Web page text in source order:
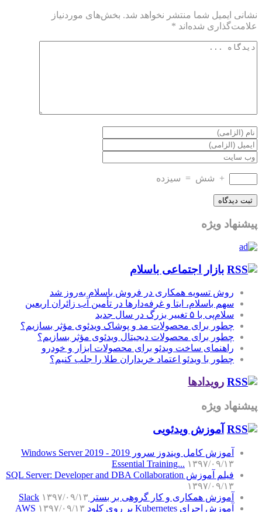
نشانی ایمیل شما منتشر نخواهد شد. بخش‌های موردنیاز
علامت‌گذاری شده‌اند *
+ شش = سیزده
پیشنهاد ویژه
بازار اجتماعی باسلام
روش تسویه همکاری در فروش باسلام به‌روز شد
سهم باسلام، ایتا و غرفه‌دارها در تأمین آب زائران اربعین
سلام‌پی با ۵ تغییر بزرگ در سال جدید
چطور برای محصولات مد و پوشاک ویدئوی مؤثر بسازیم؟
چطور برای محصولات دیجیتال ویدئوی مؤثر بسازیم؟
راهنمای ساخت ویدئو برای محصولات ابزار و خودرو
چطور با ویدئو اعتماد خریداران طلا را جلب کنیم؟
رویدادها
پیشنهاد ویژه
آموزش‌ ویدئویی
آموزش کامل ویندوز سرور 2019 - Windows Server 2019
Essential Training... ۱۳۹۷/۰۹/۱۳
فیلم آموزش SQL Server: Developer and DBA Collaboration
۱۳۹۷/۰۹/۱۳
آموزش همکاری و کار گروهی بر بستر Slack ۱۳۹۷/۰۹/۱۳
آموزش اجرای Kubernetes بر روی کلود AWS
۱۳۹۷/۰۹/۱۳